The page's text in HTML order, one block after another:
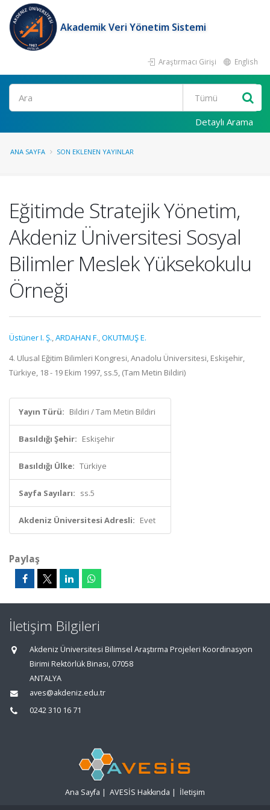
Akademik Veri Yönetim Sistemi
Araştırmacı Girişi English
Ara
Detaylı Arama
ANA SAYFA SON EKLENEN YAYINLAR
Eğitimde Stratejik Yönetim,
Akdeniz Üniversitesi Sosyal
Bilimler Meslek Yüksekokulu
Örneği
Üstüner I. Ş.,ARDAHAN F.,OKUTMUŞ E.
4. Ulusal Eğitim Bilimleri Kongresi, Anadolu Üniversitesi, Eskişehir,
Türkiye, 18 - 19 Ekim 1997, ss.5, (Tam Metin Bildiri)
Yayın Türü: Bildiri / Tam Metin Bildiri
Basıldığı Şehir: Eskişehir
Basıldığı Ülke: Türkiye
Sayfa Sayıları: ss.5
Akdeniz Üniversitesi Adresli: Evet
Paylaş
İletişim Bilgileri
Akdeniz Üniversitesi Bilimsel Araştırma Projeleri Koordinasyon
Birimi Rektörlük Binası, 07058
ANTALYA
aves@akdeniz.edu.tr
0242 310 16 71
Ana Sayfa | AVESİS Hakkında | İletişim